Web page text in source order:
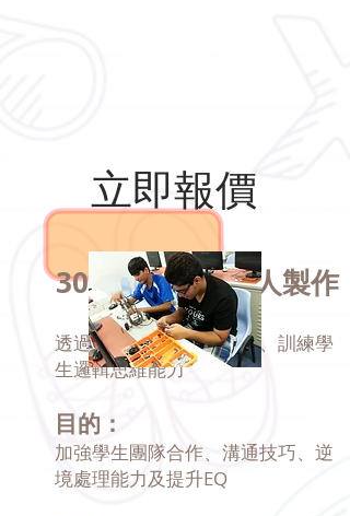
立即報價
301 LEGO 機械人製作
透過機械組裝、編寫程式、訓練學
生邏輯思維能力
目的：
加強學生團隊合作、溝通技巧、逆
境處理能力及提升EQ